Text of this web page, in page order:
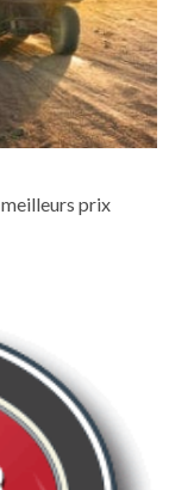
prix